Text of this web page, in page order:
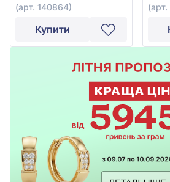
(арт. 140864)
Купити